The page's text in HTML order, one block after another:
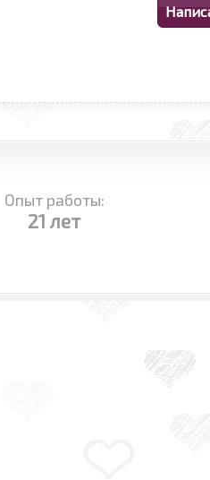
Опыт работы:
21 лет